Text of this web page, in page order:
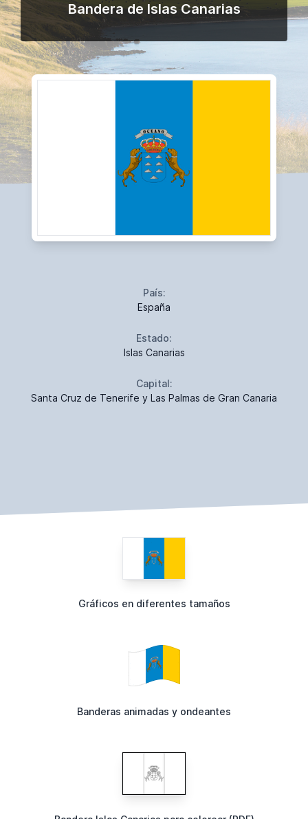
Bandera de Islas Canarias
País:
España
Estado:
Islas Canarias
Capital:
Santa Cruz de Tenerife y Las Palmas de Gran Canaria
Gráficos en diferentes tamaños
Banderas animadas y ondeantes